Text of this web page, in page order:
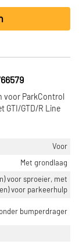
voor ParkControl
GTI/GTD/R Line
Voor
Met grondlaag
voor sproeier, met
voor parkeerhulp
bumperdrager